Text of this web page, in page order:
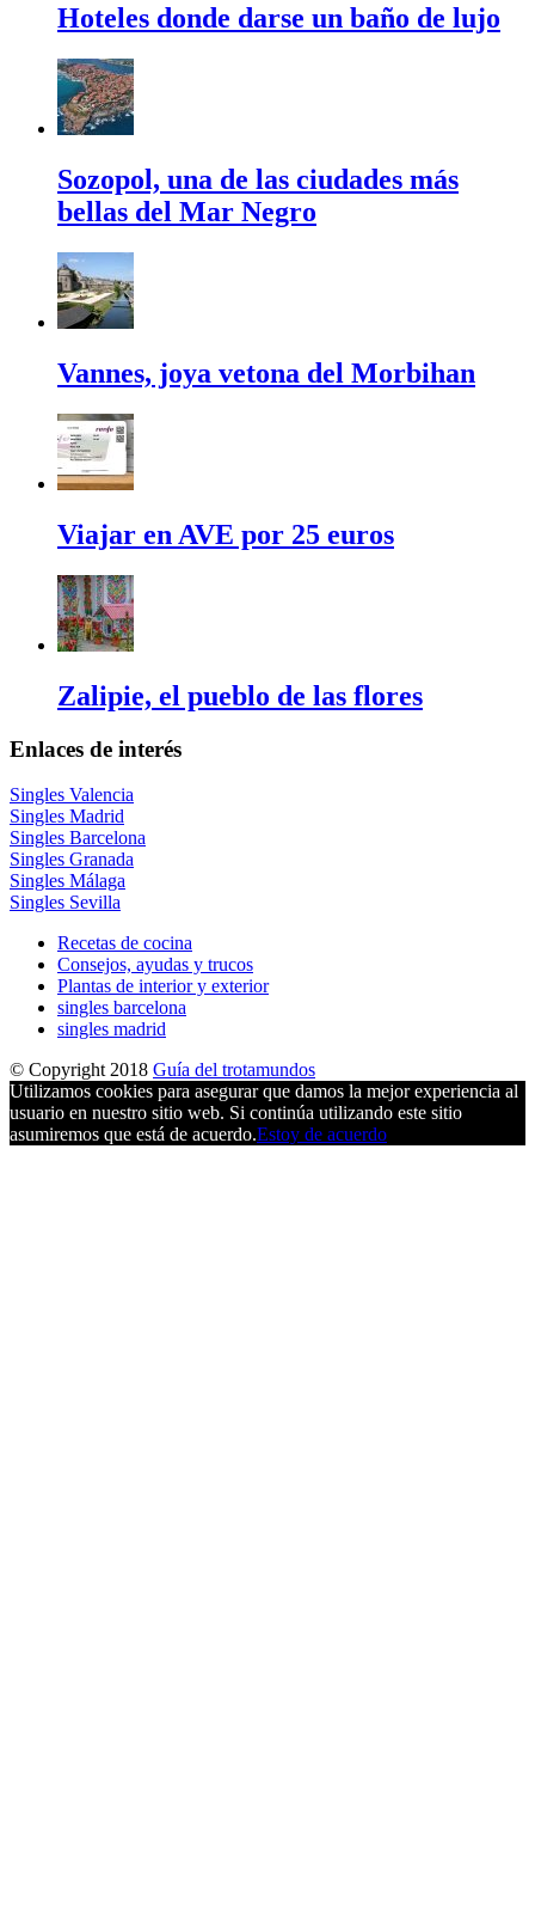
Hoteles donde darse un baño de lujo
Sozopol, una de las ciudades más
bellas del Mar Negro
Vannes, joya vetona del Morbihan
Viajar en AVE por 25 euros
Zalipie, el pueblo de las flores
Enlaces de interés
Singles Valencia
Singles Madrid
Singles Barcelona
Singles Granada
Singles Málaga
Singles Sevilla
Recetas de cocina
Consejos, ayudas y trucos
Plantas de interior y exterior
singles barcelona
singles madrid
© Copyright 2018 Guía del trotamundos
Utilizamos cookies para asegurar que damos la mejor experiencia al
usuario en nuestro sitio web. Si continúa utilizando este sitio
asumiremos que está de acuerdo.Estoy de acuerdo